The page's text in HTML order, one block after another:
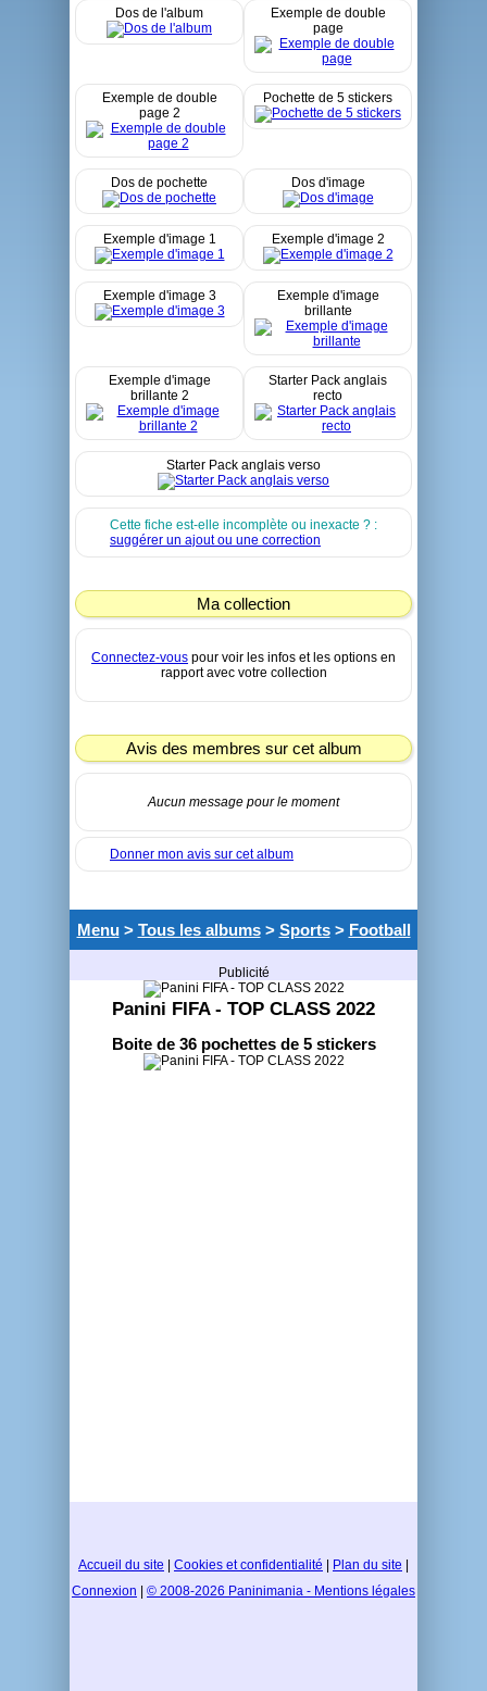
Dos de l'album
Exemple de double
page
Exemple de double
page 2
Pochette de 5 stickers
Dos de pochette Dos d'image
Exemple d'image 1 Exemple d'image 2
Exemple d'image 3
Exemple d'image
brillante
Exemple d'image
brillante 2
Starter Pack anglais
recto
Starter Pack anglais verso
Cette fiche est-elle incomplète ou inexacte ? :
suggérer un ajout ou une correction
Ma collection
Connectez-vous pour voir les infos et les options en
rapport avec votre collection
Avis des membres sur cet album
Aucun message pour le moment
Donner mon avis sur cet album
Menu> Tous les albums> Sports> Football
Publicité
Panini FIFA - TOP CLASS 2022
Boite de 36 pochettes de 5 stickers
Accueil du site Cookies et confidentialité Plan du site
Connexion
© 2008-2026 Paninimania - Mentions légales